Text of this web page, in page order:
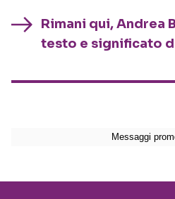
Rimani qui, Andrea
testo e significato